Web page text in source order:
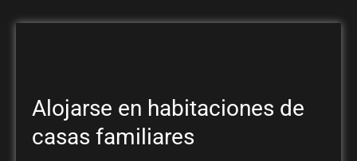
Alojarse en habitaciones de
casas familiares